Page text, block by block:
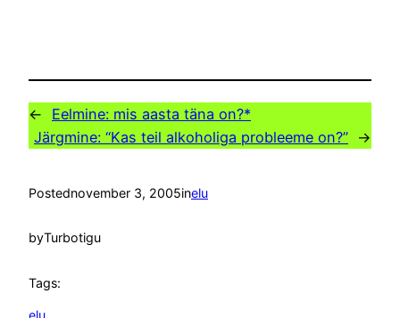
← Eelmine: mis aasta täna on?*
Järgmine: “Kas teil alkoholiga probleeme on?” →
Postednovember 3, 2005inelu
byTurbotigu
Tags: